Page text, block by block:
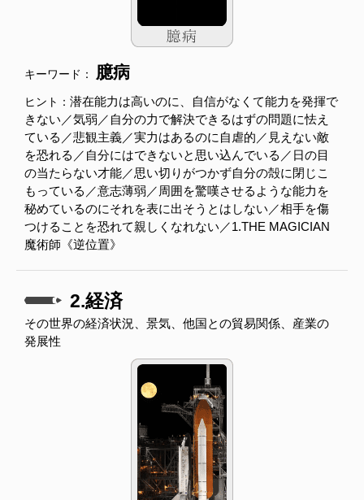
キーワード： 臆病
ヒント： 潜在能力は高いのに、自信がなくて能力を発揮で
きない／気弱／自分の力で解決できるはずの問題に怯え
ている／悲観主義／実力はあるのに自虐的／見えない敵
を恐れる／自分にはできないと思い込んでいる／日の目
の当たらない才能／思い切りがつかず自分の殻に閉じこ
もっている／意志薄弱／周囲を驚嘆させるような能力を
秘めているのにそれを表に出そうとはしない／相手を傷
つけることを恐れて親しくなれない／1.THE MAGICIAN
魔術師《逆位置》
2.経済
その世界の経済状況、景気、他国との貿易関係、産業の
発展性